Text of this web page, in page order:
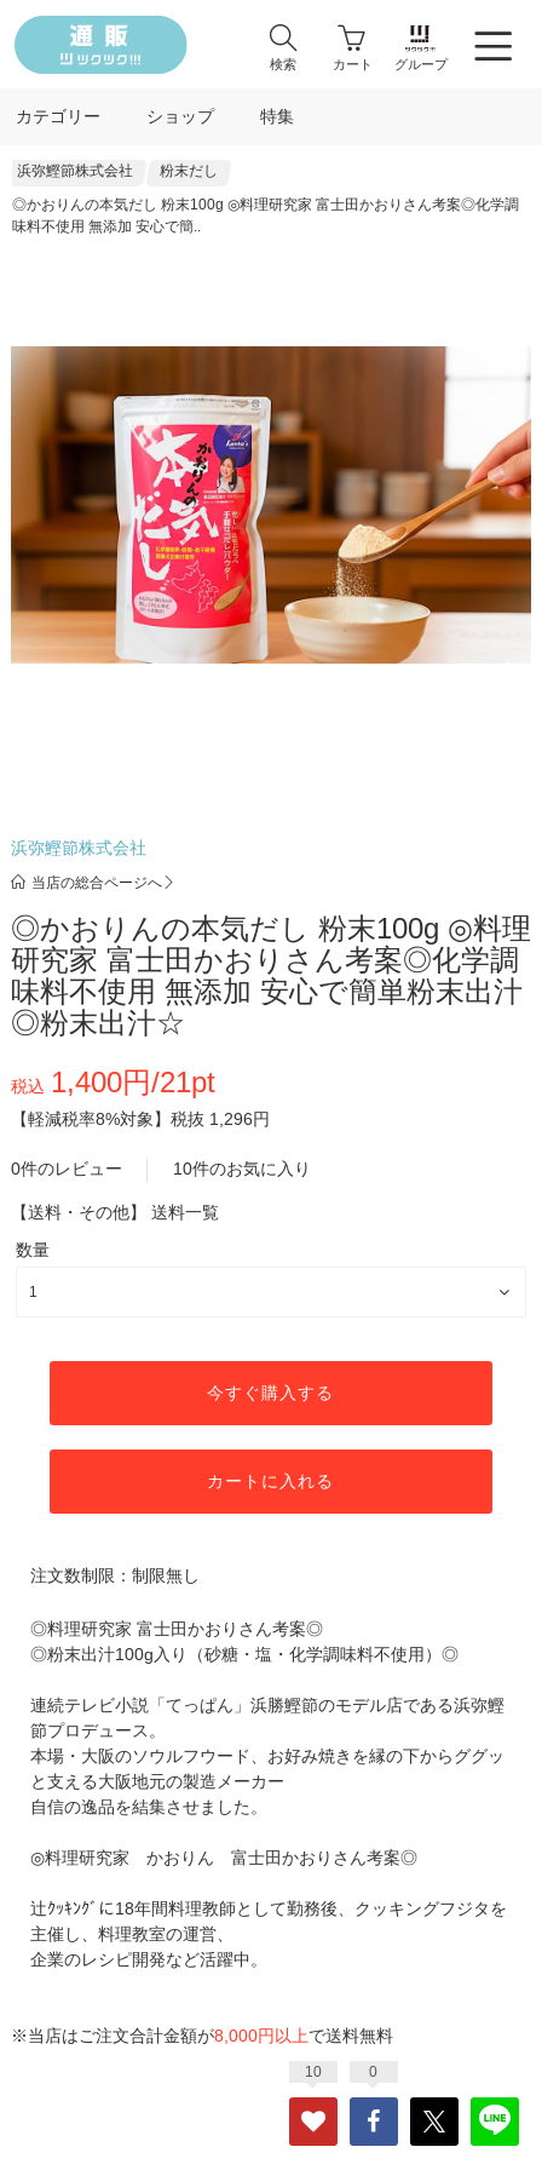
検索 カート グループ
カテゴリー ショップ 特集
浜弥鰹節株式会社
粉末だし
◎かおりんの本気だし 粉末100g ◎料理研究家 富士田かおりさん考案◎化学調
味料不使用 無添加 安心で簡..
浜弥鰹節株式会社
当店の総合ページへ
◎かおりんの本気だし 粉末100g ◎料理
研究家 富士田かおりさん考案◎化学調
味料不使用 無添加 安心で簡単粉末出汁
◎粉末出汁☆
税込 1,400円/21pt
【軽減税率8%対象】 税抜 1,296円
0件のレビュー 10件のお気に入り
【送料・その他】 送料一覧
数量
今すぐ購入する
カートに入れる
注文数制限：制限無し
◎料理研究家 富士田かおりさん考案◎
◎粉末出汁100g入り（砂糖・塩・化学調味料不使用）◎
連続テレビ小説「てっぱん」浜勝鰹節のモデル店である浜弥鰹
節プロデュース。
本場・大阪のソウルフウード、お好み焼きを縁の下からググッ
と支える大阪地元の製造メーカー
自信の逸品を結集させました。
◎料理研究家 かおりん 富士田かおりさん考案◎
辻ｸｯｷﾝｸﾞに18年間料理教師として勤務後、クッキングフジタを
主催し、料理教室の運営、
企業のレシピ開発など活躍中。
※当店はご注文合計金額が8,000円以上で送料無料
10 0